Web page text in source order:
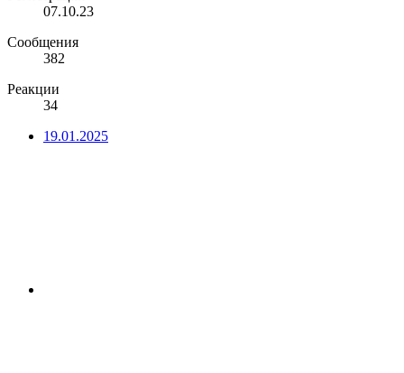
07.10.23
Сообщения
382
Реакции
34
19.01.2025